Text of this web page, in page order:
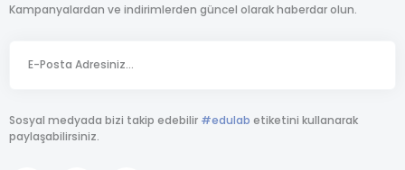
Kampanyalardan ve indirimlerden güncel olarak haberdar olun.
Sosyal medyada bizi takip edebilir #edulab etiketini kullanarak
paylaşabilirsiniz.